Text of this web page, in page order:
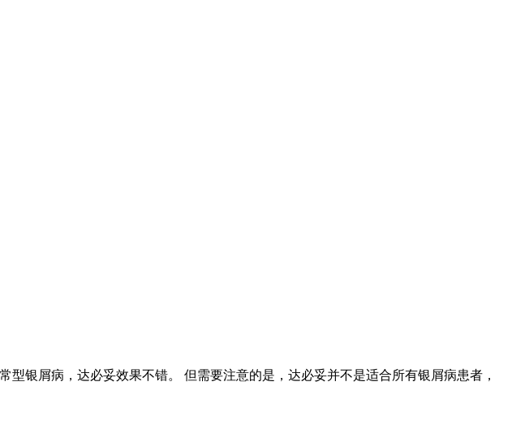
银屑病，达必妥效果不错。 但需要注意的是，达必妥并不是适合所有银屑病患者，